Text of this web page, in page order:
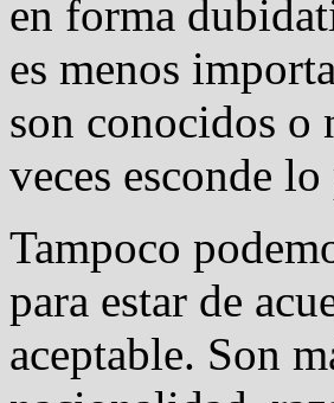
en forma
es menos
son conocidos o
veces esconde
Tampoco
para estar de
aceptable. Son